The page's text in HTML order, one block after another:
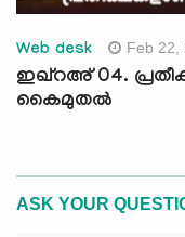
Web desk Feb 22,
ഇഖ്റഅ് 04.
കൈമുതല്‍
ASK YOUR